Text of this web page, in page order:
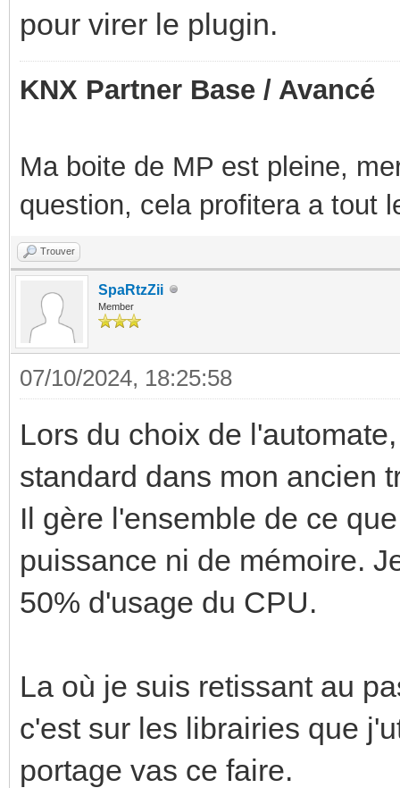
pour virer le plugin.
KNX Partner Base / Avancé
Ma boite de MP est pleine,
question, cela profitera a tout
Trouver
SpaRtzZii
Member
07/10/2024, 18:25:58
Lors du choix de
standard dans mon ancien
Il gère l'ensemble de ce
puissance ni de mémoire.
50% d'usage du CPU.
La où je suis retissant au
c'est sur les librairies que
portage vas ce faire.